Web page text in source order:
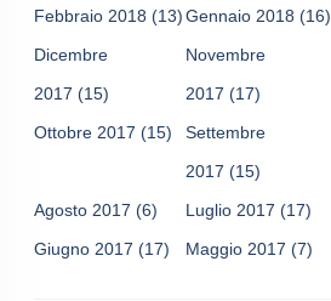
Febbraio 2018 (13)Gennaio 2018 (16)
Dicembre
2017 (15)
Novembre
2017 (17)
Ottobre 2017 (15)
Settembre
2017 (15)
Agosto 2017 (6) Luglio 2017 (17)
Giugno 2017 (17) Maggio 2017 (7)